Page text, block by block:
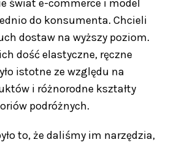
świat e-commerce i model
do konsumenta. Chcieli
dostaw na wyższy poziom.
dość elastyczne, ręczne
istotne ze względu na
i różnorodne kształty
podróżnych.
to, że daliśmy im narzędzia,